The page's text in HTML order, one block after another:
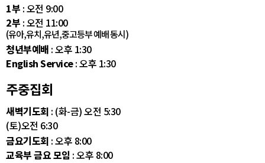
1부 : 오전 9:00
2부 : 오전 11:00
(유아,유치,유년,중고등부 예배 동시)
청년부예배 : 오후 1:30
English Service: 오후 1:30
주중집회
새벽기도회 : (화-금) 오전 5:30
(토)오전 6:30
금요기도회 : 오후 8:00
교육부 금요 모임 : 오후 8:00